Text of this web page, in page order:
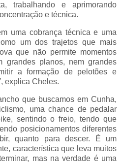
trabalhando e aprimorando
e técnica.
uma cobrança técnica e uma
um dos trajetos que mais
que não permite momentos
grandes planos, nem grandes
a formação de pelotões e
explica Cheles.
que buscamos em Cunha,
uma chance de pedalar
sentindo o freio, tendo que
posicionamentos diferentes
quanto para descer. É um
característica que leva muitos
mas na verdade é uma